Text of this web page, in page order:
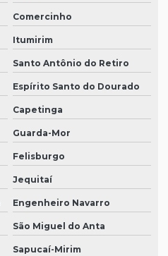
Comercinho
Itumirim
Santo Antônio do Retiro
Espírito Santo do Dourado
Capetinga
Guarda-Mor
Felisburgo
Jequitaí
Engenheiro Navarro
São Miguel do Anta
Sapucaí-Mirim